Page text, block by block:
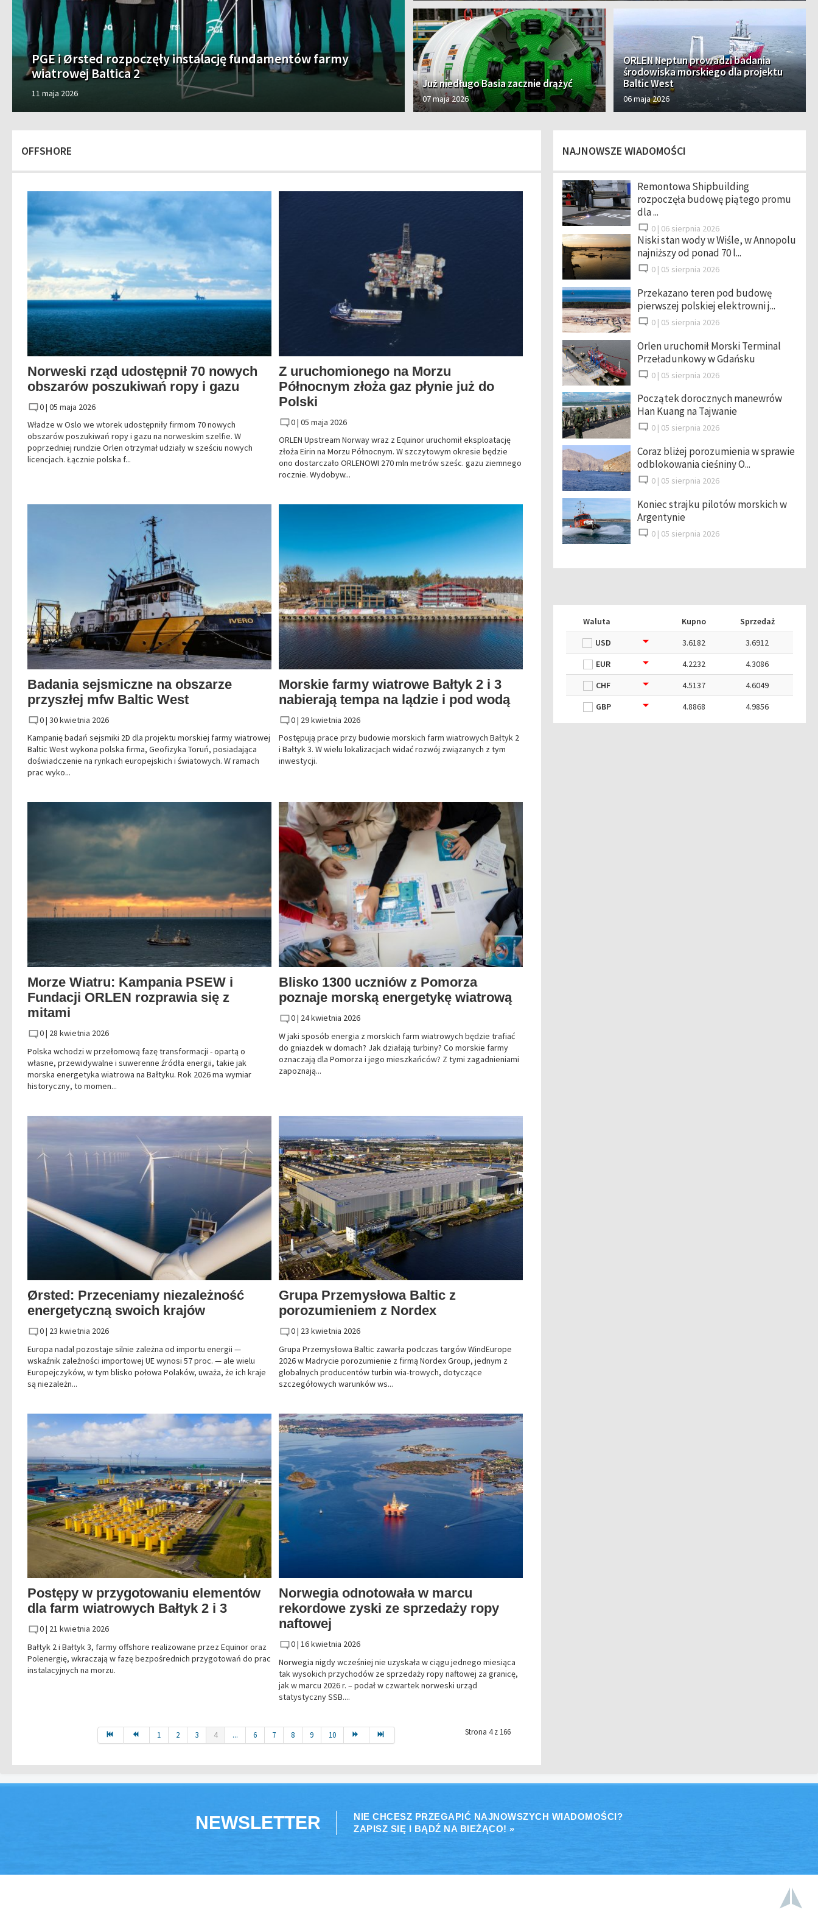
PGE i Ørsted rozpoczęły instalację fundamentów farmy
wiatrowej Baltica 2
11 maja 2026
Już niedługo Basia zacznie drążyć
07 maja 2026
ORLEN Neptun prowadzi badania
środowiska morskiego dla projektu
Baltic West
06 maja 2026
OFFSHORE
Norweski rząd udostępnił 70 nowych
obszarów poszukiwań ropy i gazu
0 | 05 maja 2026
Władze w Oslo we wtorek udostępniły firmom 70 nowych
obszarów poszukiwań ropy i gazu na norweskim szelfie. W
poprzedniej rundzie Orlen otrzymał udziały w sześciu nowych
licencjach. Łącznie polska f...
Z uruchomionego na Morzu
Północnym złoża gaz płynie już do
Polski
0 |05 maja 2026
ORLEN Upstream Norway wraz z Equinor uruchomił eksploatację
złoża Eirin na Morzu Północnym. W szczytowym okresie będzie
ono dostarczało ORLENOWI 270 mln metrów sześc. gazu ziemnego
rocznie. Wydobyw...
Badania sejsmiczne na obszarze
przyszłej mfw Baltic West
0 | 30 kwietnia 2026
Kampanię badań sejsmiki 2D dla projektu morskiej farmy wiatrowej
Baltic West wykona polska firma, Geofizyka Toruń, posiadająca
doświadczenie na rynkach europejskich i światowych. W ramach
prac wyko...
Morskie farmy wiatrowe Bałtyk 2 i 3
nabierają tempa na lądzie i pod wodą
0 | 29 kwietnia 2026
Postępują prace przy budowie morskich farm wiatrowych Bałtyk 2
i Bałtyk 3. W wielu lokalizacjach widać rozwój związanych z tym
inwestycji.
Morze Wiatru: Kampania PSEW i
Fundacji ORLEN rozprawia się z
mitami
0 | 28 kwietnia 2026
Polska wchodzi w przełomową fazę transformacji - opartą o
własne, przewidywalne i suwerenne źródła energii, takie jak
morska energetyka wiatrowa na Bałtyku. Rok 2026 ma wymiar
historyczny, to momen...
Blisko 1300 uczniów z Pomorza
poznaje morską energetykę wiatrową
0 | 24 kwietnia 2026
W jaki sposób energia z morskich farm wiatrowych będzie trafiać
do gniazdek w domach? Jak działają turbiny? Co morskie farmy
oznaczają dla Pomorza i jego mieszkańców? Z tymi zagadnieniami
zapoznają...
Ørsted: Przeceniamy niezależność
energetyczną swoich krajów
0 | 23 kwietnia 2026
Europa nadal pozostaje silnie zależna od importu energii —
wskaźnik zależności importowej UE wynosi 57 proc. — ale wielu
Europejczyków, w tym blisko połowa Polaków, uważa, że ich kraje
są niezależn...
Grupa Przemysłowa Baltic z
porozumieniem z Nordex
0 | 23 kwietnia 2026
Grupa Przemysłowa Baltic zawarła podczas targów WindEurope
2026 w Madrycie porozumienie z firmą Nordex Group, jednym z
globalnych producentów turbin wia-trowych, dotyczące
szczegółowych warunków ws...
Postępy w przygotowaniu elementów
dla farm wiatrowych Bałtyk 2 i 3
0 | 21 kwietnia 2026
Bałtyk 2 i Bałtyk 3, farmy offshore realizowane przez Equinor oraz
Polenergię, wkraczają w fazę bezpośrednich przygotowań do prac
instalacyjnych na morzu.
Norwegia odnotowała w marcu
rekordowe zyski ze sprzedaży ropy
naftowej
0 |16 kwietnia 2026
Norwegia nigdy wcześniej nie uzyskała w ciągu jednego miesiąca
tak wysokich przychodów ze sprzedaży ropy naftowej za granicę,
jak w marcu 2026 r. – podał w czwartek norweski urząd
statystyczny SSB....
Strona 4 z 166
1 2 3 4 ... 6 7 8 9 10
NAJNOWSZE WIADOMOŚCI
Remontowa Shipbuilding
rozpoczęła budowę piątego promu
dla ...
0 | 06 sierpnia 2026
Niski stan wody w Wiśle, w Annopolu
najniższy od ponad 70 l...
0 | 05 sierpnia 2026
Przekazano teren pod budowę
pierwszej polskiej elektrowni j...
0 | 05 sierpnia 2026
Orlen uruchomił Morski Terminal
Przeładunkowy w Gdańsku
0 | 05 sierpnia 2026
Początek dorocznych manewrów
Han Kuang na Tajwanie
0 | 05 sierpnia 2026
Coraz bliżej porozumienia w sprawie
odblokowania cieśniny O...
0 | 05 sierpnia 2026
Koniec strajku pilotów morskich w
Argentynie
0 | 05 sierpnia 2026
Waluta Kupno
Sprzedaż
USD
3.6182
3.6912
EUR
4.2232
4.3086
CHF
4.5137
4.6049
GBP
4.8868 4.9856
NEWSLETTER
NIE CHCESZ PRZEGAPIĆ NAJNOWSZYCH WIADOMOŚCI?
ZAPISZ SIĘ I BĄDŹ NA BIEŻĄCO! »